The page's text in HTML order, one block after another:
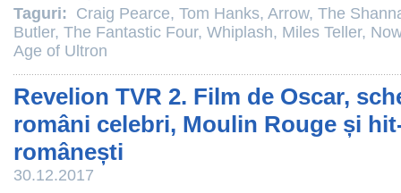
Taguri: Craig Pearce, Tom Hanks, Arrow, The
Butler, The Fantastic Four, Whiplash, Miles Teller,
Age of Ultron
Revelion TVR 2. Film de Oscar,
români celebri, Moulin Rouge și
românești
30.12.2017